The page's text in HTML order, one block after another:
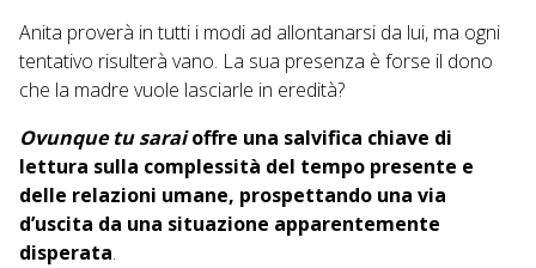
Anita proverà in tutti i modi ad allontanarsi da lui, ma ogni
tentativo risulterà vano. La sua presenza è forse il dono
che la madre vuole lasciarle in eredità?
Ovunque tu saraioffre una salvifica chiave di
lettura sulla complessità del tempo presente e
delle relazioni umane, prospettando una via
d’uscita da una situazione apparentemente
disperata.